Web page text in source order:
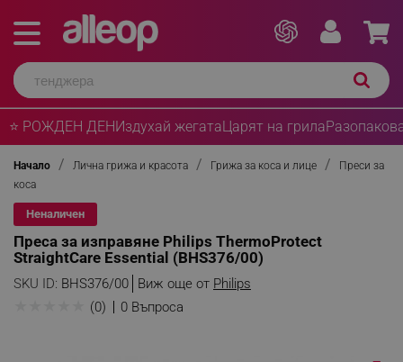
⭐ РОЖДЕН ДЕНИздухай жегатаЦарят на грила
Начало Лична грижа и красота Грижа за коса и лице
Преси за
коса
Неналичен
Преса за изправяне Philips ThermoProtect
StraightCare Essential (BHS376/00)
SKU ID: BHS376/00 Виж още от Philips
(0) 0 Въпроса